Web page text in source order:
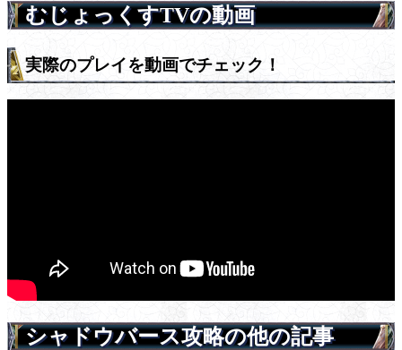
むじょっくすTVの動画
実際のプレイを動画でチェック！
シャドウバース攻略の他の記事